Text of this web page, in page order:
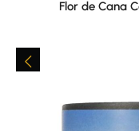
Flor de Cana